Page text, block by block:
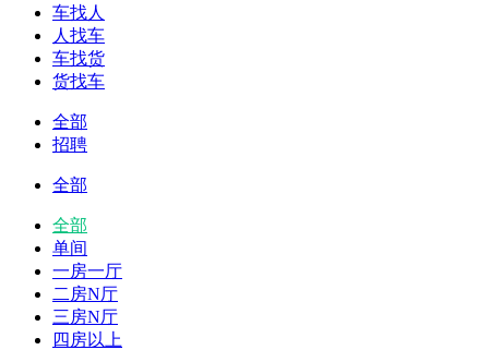
车找人
人找车
车找货
货找车
全部
招聘
全部
全部
单间
一房一厅
二房N厅
三房N厅
四房以上